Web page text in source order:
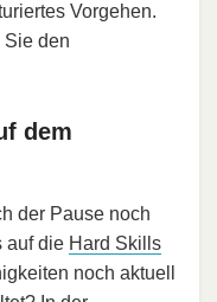
Vorgehen.
Sie den
dem
der Pause noch
auf die Hard Skills
noch aktuell